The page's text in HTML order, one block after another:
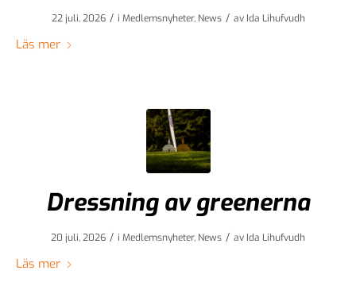
22 juli, 2026 / i Medlemsnyheter, News / av Ida Lihufvudh
Läs mer
Dressning av greenerna
20 juli, 2026 / i Medlemsnyheter, News / av Ida Lihufvudh
Läs mer